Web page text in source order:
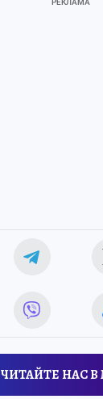
ЧИТАЙТЕ НАС В